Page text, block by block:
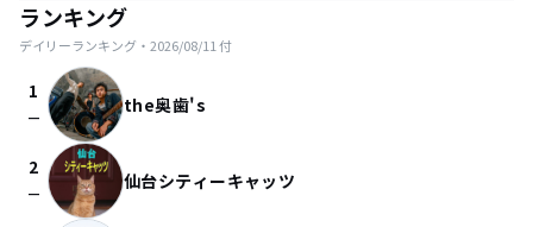
ランキング
デイリーランキング・ 2026/08/11 付
1
check_indeterminate_small the奥歯's
2
check_indeterminate_small 仙台シティーキャッツ